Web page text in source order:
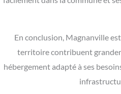
En conclusion, Magnanville
territoire contribuent
hébergement adapté à ses